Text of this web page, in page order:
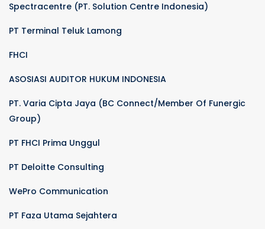
Spectracentre (PT. Solution Centre Indonesia)
PT Terminal Teluk Lamong
FHCI
ASOSIASI AUDITOR HUKUM INDONESIA
PT. Varia Cipta Jaya (BC Connect/Member Of Funergic
Group)
PT FHCI Prima Unggul
PT Deloitte Consulting
WePro Communication
PT Faza Utama Sejahtera